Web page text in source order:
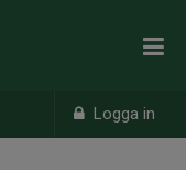
Logga in